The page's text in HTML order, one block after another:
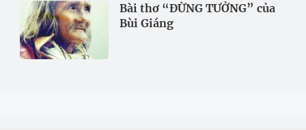
Bài thơ “ĐỪNG TƯỞNG” của
Bùi Giáng